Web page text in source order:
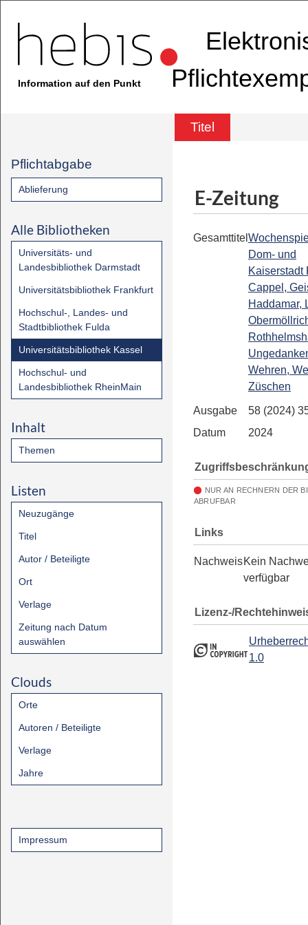
Information auf den Punkt
Titel
Pflichtabgabe
Ablieferung
Alle Bibliotheken
Universitäts- und
Landesbibliothek Darmstadt
Universitätsbibliothek Frankfurt
Hochschul-, Landes- und
Stadtbibliothek Fulda
Universitätsbibliothek Kassel
Hochschul- und
Landesbibliothek RheinMain
Inhalt
Themen
Listen
Neuzugänge
Titel
Autor / Beteiligte
Ort
Verlage
Zeitung nach Datum
auswählen
Clouds
Orte
Autoren / Beteiligte
Verlage
Jahre
Impressum
E-Zeitung
Gesamttitel
Dom- und
Kaiserstadt
Cappel,
Haddamar,
Wehren,
Züschen
Ausgabe
58 (2024)
Datum
2024
NUR AN RECHNERN DER
ABRUFBAR
Links
NachweisKein
verfügbar
Lizenz-/
1.0